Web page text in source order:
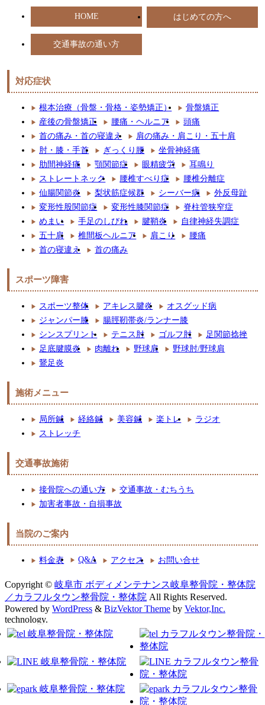
HOME はじめての方へ
交通事故の通い方
対応症状
根本治療（骨盤・骨格・姿勢矯正）
骨盤矯正
産後の骨盤矯正
腰痛・ヘルニア
頭痛
首の痛み・首の寝違え
肩の痛み・肩こり・五十肩
肘・膝・手首
ぎっくり腰
坐骨神経痛
肋間神経痛
顎関節症 眼精疲労
耳鳴り
ストレートネック
腰椎すべり症
腰椎分離症
仙腸関節炎
梨状筋症候群 シーバー病
外反母趾
変形性股関節症
変形性膝関節症
脊柱管狭窄症
めまい
手足のしびれ 腱鞘炎
自律神経失調症
五十肩
椎間板ヘルニア 肩こり
腰痛
首の寝違え
首の痛み
スポーツ障害
スポーツ整体 アキレス腱炎
オスグッド病
ジャンパー膝
腸脛靭帯炎/ランナー膝
シンスプリント
テニス肘 ゴルフ肘
足関節捻挫
足底腱膜炎
肉離れ 野球肩
野球肘/野球肩
鵞足炎
施術メニュー
局所鍼 経絡鍼 美容鍼 楽トレ
ラジオ
ストレッチ
交通事故施術
接骨院への通い方
交通事故・むちうち
加害者事故・自損事故
当院のご案内
料金表 Q&A アクセス お問い合せ
Copyright © 岐阜市 ボディメンテナンス岐阜整骨院・整体院
／カラフルタウン整骨院・整体院 All Rights Reserved.
Powered by WordPress & BizVektor Theme by Vektor,Inc.
technology.